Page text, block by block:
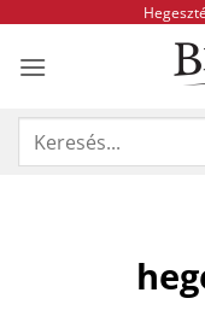
content
Keresés